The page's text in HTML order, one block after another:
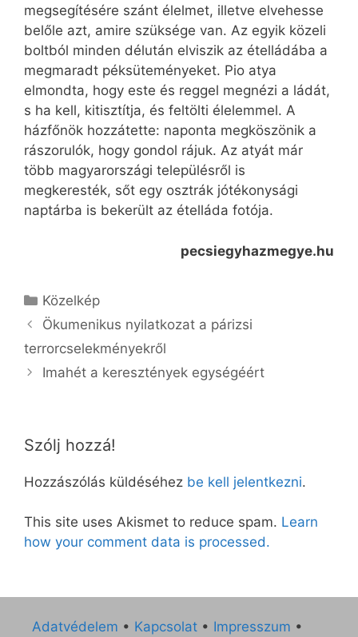
megsegítésére szánt élelmet, illetve elvehesse
belőle azt, amire szüksége van. Az egyik közeli
boltból minden délután elviszik az ételládába a
megmaradt péksüteményeket. Pio atya
elmondta, hogy este és reggel megnézi a ládát,
s ha kell, kitisztítja, és feltölti élelemmel. A
házfőnök hozzátette: naponta megköszönik a
rászorulók, hogy gondol rájuk. Az atyát már
több magyarországi településről is
megkeresték, sőt egy osztrák jótékonysági
naptárba is bekerült az ételláda fotója.
pecsiegyhazmegye.hu
Kategória
Közelkép
Ökumenikus nyilatkozat a párizsi
terrorcselekményekről
Imahét a keresztények egységéért
Szólj hozzá!
Hozzászólás küldéséhez be kell jelentkezni.
This site uses Akismet to reduce spam. Learn
how your comment data is processed.
Adatvédelem • Kapcsolat • Impresszum •